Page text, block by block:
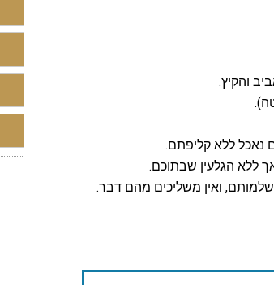
והקיץ.
נאכל ללא קליפתם.
ללא הגלעין שבתוכם.
ואין משליכים מהם דבר.